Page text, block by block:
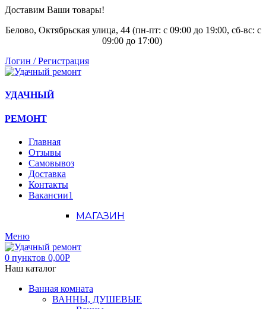
Доставим Ваши товары!
Белово, Октябрьская улица, 44 (пн-пт: с 09:00 до 19:00, сб-вс: с
09:00 до 17:00)
Логин / Регистрация
УДАЧНЫЙ
РЕМОНТ
Главная
Отзывы
Самовывоз
Доставка
Контакты
Вакансии1
МАГАЗИН
Меню
0 пунктов 0,00Р
Наш каталог
Ванная комната
ВАННЫ, ДУШЕВЫЕ